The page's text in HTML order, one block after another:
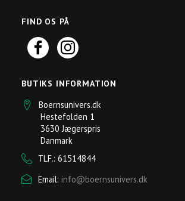
FIND OS PÅ
BUTIKS INFORMATION
Boernsunivers.dk
Hestefolden 1
3630 Jægerspris
Danmark
TLF.: 61514844
Email: info@boernsunivers.dk